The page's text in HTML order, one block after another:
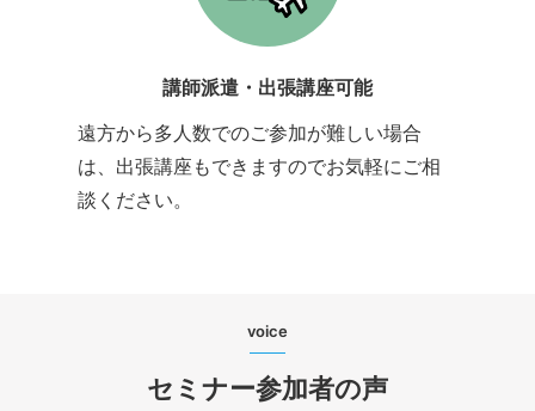
講師派遣・出張講座可能
遠方から多人数でのご参加が難しい場合
は、出張講座もできますのでお気軽にご相
談ください。
voice
セミナー参加者の声